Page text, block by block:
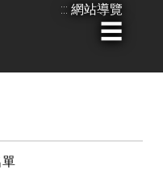
::: 網站導覽